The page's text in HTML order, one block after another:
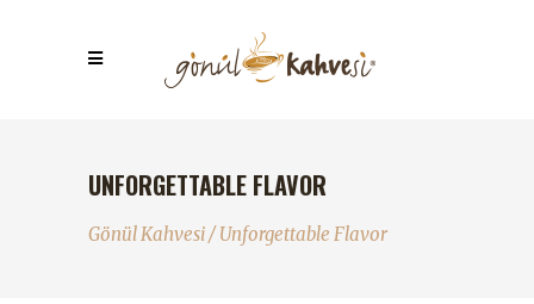
UNFORGETTABLE FLAVOR
Gönül Kahvesi/Unforgettable Flavor